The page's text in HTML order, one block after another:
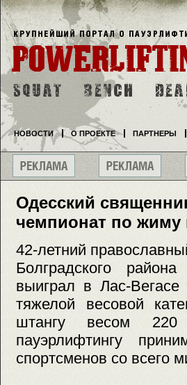
Одесский
чемпионат по жиму
42-летний
Болградского
выиграл в Лас-
тяжелой весовой
штангу весом
пауэрлифтингу
спортсменов со всего
НОВОСТИ О ПРОЕКТЕ ПАРТНЕРЫ